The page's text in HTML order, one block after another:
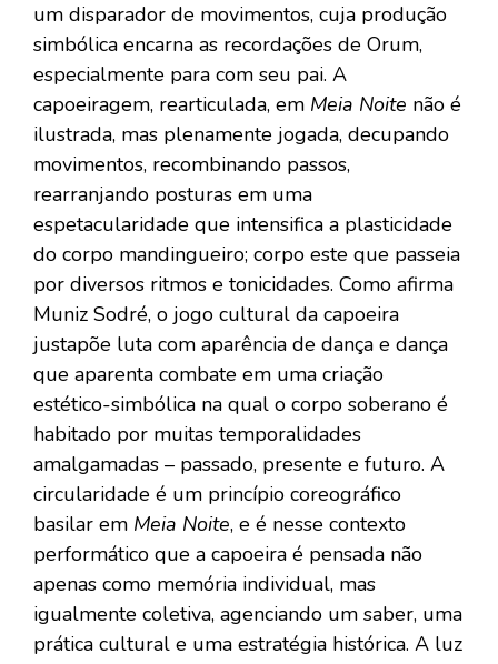
um disparador de movimentos, cuja produção
simbólica encarna as recordações de Orum,
especialmente para com seu pai. A
capoeiragem, rearticulada, em Meia Noite não é
ilustrada, mas plenamente jogada, decupando
movimentos, recombinando passos,
rearranjando posturas em uma
espetacularidade que intensifica a plasticidade
do corpo mandingueiro; corpo este que passeia
por diversos ritmos e tonicidades. Como afirma
Muniz Sodré, o jogo cultural da capoeira
justapõe luta com aparência de dança e dança
que aparenta combate em uma criação
estético-simbólica na qual o corpo soberano é
habitado por muitas temporalidades
amalgamadas – passado, presente e futuro. A
circularidade é um princípio coreográfico
basilar em Meia Noite, e é nesse contexto
performático que a capoeira é pensada não
apenas como memória individual, mas
igualmente coletiva, agenciando um saber, uma
prática cultural e uma estratégia histórica. A luz